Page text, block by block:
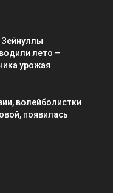
Зейнуллы
лето –
урожая
волейболистки
появилась